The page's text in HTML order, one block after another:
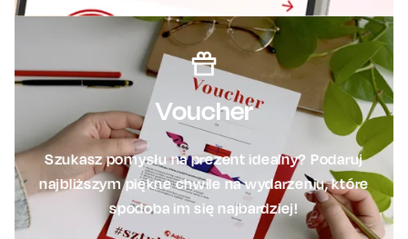
Voucher
Szukasz pomysłu na prezent idealny? Podaruj
najbliższym piękne chwile na wydarzeniu, które
spodoba im się najbardziej!